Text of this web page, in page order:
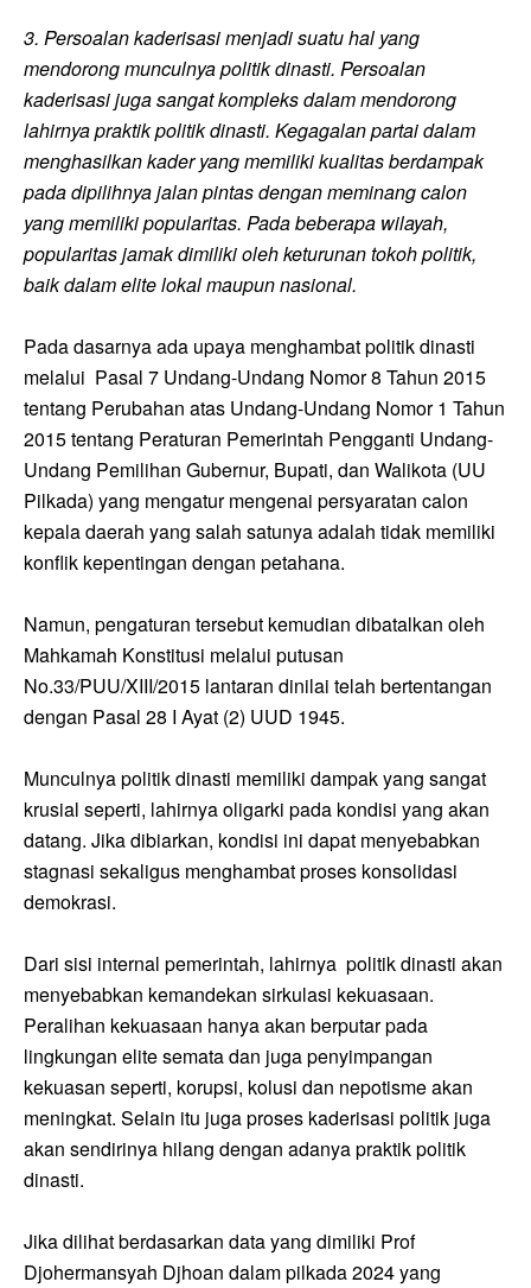
3. Persoalan kaderisasi menjadi suatu hal yang
mendorong munculnya politik dinasti. Persoalan
kaderisasi juga sangat kompleks dalam mendorong
lahirnya praktik politik dinasti. Kegagalan partai dalam
menghasilkan kader yang memiliki kualitas berdampak
pada dipilihnya jalan pintas dengan meminang calon
yang memiliki popularitas. Pada beberapa wilayah,
popularitas jamak dimiliki oleh keturunan tokoh politik,
baik dalam elite lokal maupun nasional.
Pada dasarnya ada upaya menghambat politik dinasti
melalui Pasal 7 Undang-Undang Nomor 8 Tahun 2015
tentang Perubahan atas Undang-Undang Nomor 1 Tahun
2015 tentang Peraturan Pemerintah Pengganti Undang-
Undang Pemilihan Gubernur, Bupati, dan Walikota (UU
Pilkada) yang mengatur mengenai persyaratan calon
kepala daerah yang salah satunya adalah tidak memiliki
konflik kepentingan dengan petahana.
Namun, pengaturan tersebut kemudian dibatalkan oleh
Mahkamah Konstitusi melalui putusan
No.33/PUU/XIII/2015 lantaran dinilai telah bertentangan
dengan Pasal 28 I Ayat (2) UUD 1945.
Munculnya politik dinasti memiliki dampak yang sangat
krusial seperti, lahirnya oligarki pada kondisi yang akan
datang. Jika dibiarkan, kondisi ini dapat menyebabkan
stagnasi sekaligus menghambat proses konsolidasi
demokrasi.
Dari sisi internal pemerintah, lahirnya politik dinasti akan
menyebabkan kemandekan sirkulasi kekuasaan.
Peralihan kekuasaan hanya akan berputar pada
lingkungan elite semata dan juga penyimpangan
kekuasan seperti, korupsi, kolusi dan nepotisme akan
meningkat. Selain itu juga proses kaderisasi politik juga
akan sendirinya hilang dengan adanya praktik politik
dinasti.
Jika dilihat berdasarkan data yang dimiliki Prof
Djohermansyah Djhoan dalam pilkada 2024 yang